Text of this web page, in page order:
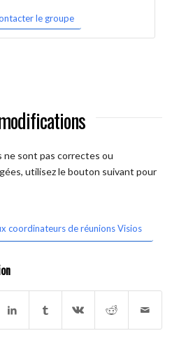
le groupe
ne sont pas correctes ou
utilisez le bouton suivant pour
coordinateurs de réunions Visios